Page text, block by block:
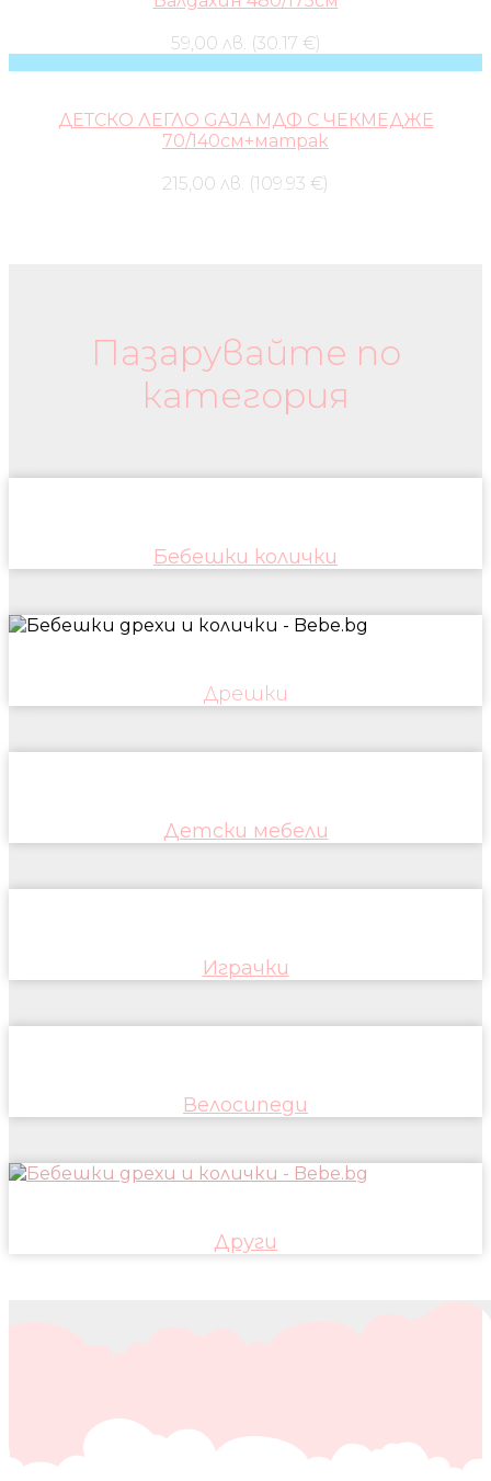
59,00 лв. (30.17 €)
ДЕТСКО ЛЕГЛО GAJA МДФ С ЧЕКМЕДЖЕ
70/140см+матрак
215,00 лв. (109.93 €)
Пазарувайте по
категория
Бебешки колички
Дрешки
Детски мебели
Играчки
Велосипеди
Други